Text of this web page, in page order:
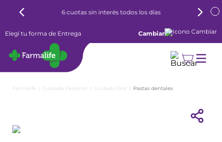
6 cuotas sin interés todos los días
Elegí tu forma de Entrega Cambiar
Cuidado Personal Cuidado Oral Pastas dentales